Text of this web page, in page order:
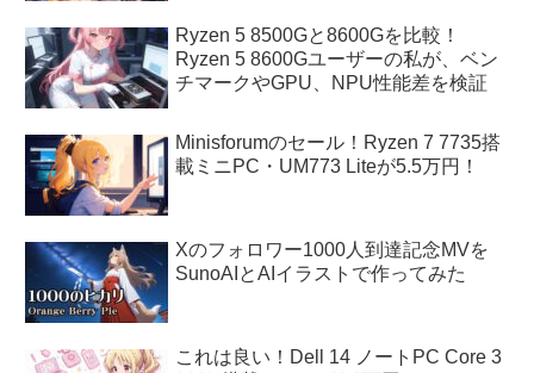
Ryzen 5 8500Gと8600Gを比較！
Ryzen 5 8600Gユーザーの私が、ベン
チマークやGPU、NPU性能差を検証
Minisforumのセール！Ryzen 7 7735搭
載ミニPC・UM773 Liteが5.5万円！
Xのフォロワー1000人到達記念MVを
SunoAIとAIイラストで作ってみた
これは良い！Dell 14 ノートPC Core 3